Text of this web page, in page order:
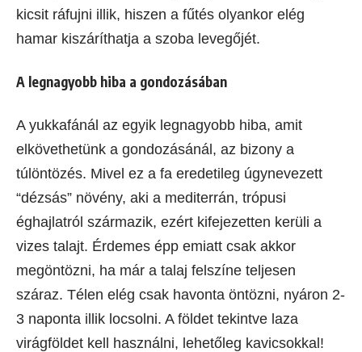
kicsit ráfujni illik, hiszen a fűtés olyankor elég
hamar kiszáríthatja a szoba levegőjét.
A legnagyobb hiba a gondozásában
A yukkafánál az egyik legnagyobb hiba, amit
elkövethetünk a gondozásánál, az bizony a
túlöntözés. Mivel ez a fa eredetileg úgynevezett
“dézsás” növény, aki a mediterrán, trópusi
éghajlatról származik, ezért kifejezetten kerüli a
vizes talajt. Érdemes épp emiatt csak akkor
megöntözni, ha már a talaj felszíne teljesen
száraz. Télen elég csak havonta öntözni, nyáron 2-
3 naponta illik locsolni. A földet tekintve laza
virágföldet kell használni, lehetőleg kavicsokkal!